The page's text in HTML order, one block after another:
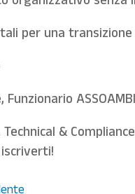
per una
&